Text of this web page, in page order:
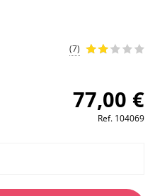
(7)
77,00 €
Ref. 104069